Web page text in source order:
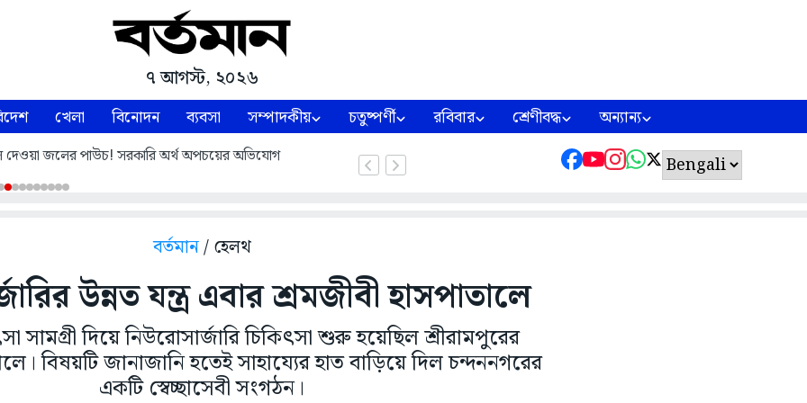
৭ আগস্ট, ২০২৬
খেলা বিনোদন ব্যবসা সম্পাদকীয় চতুষ্পর্ণী রবিবার শ্রেণীবদ্ধ অন্যান্য
যোজনায় কেন নাম বাদ তা জানাতেই হবে, আন্দোলন শুরুর পথে কংগ্রেস
বর্তমান/ হেলথ
উন্নত যন্ত্র এবার শ্রমজীবী হাসপাতালে
সামগ্রী দিয়ে নিউরোসার্জারি চিকিৎসা শুরু হয়েছিল শ্রীরামপুরের
বিষয়টি জানাজানি হতেই সাহায্যের হাত বাড়িয়ে দিল চন্দননগরের
একটি স্বেচ্ছাসেবী সংগঠন।